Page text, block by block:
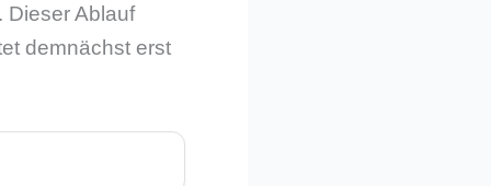
Dieser Ablauf
demnächst erst